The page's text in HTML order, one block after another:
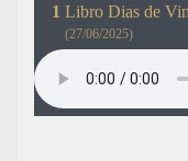
Libro Dias de
(27/06/2025)